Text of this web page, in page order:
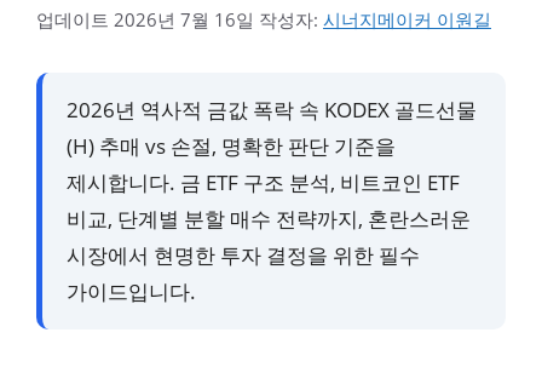
업데이트 2026년 7월 16일 작성자: 시너지메이커 이원길
2026년 역사적 금값 폭락 속 KODEX 골드선물
(H) 추매 vs 손절, 명확한 판단 기준을
제시합니다. 금 ETF 구조 분석, 비트코인 ETF
비교, 단계별 분할 매수 전략까지, 혼란스러운
시장에서 현명한 투자 결정을 위한 필수
가이드입니다.